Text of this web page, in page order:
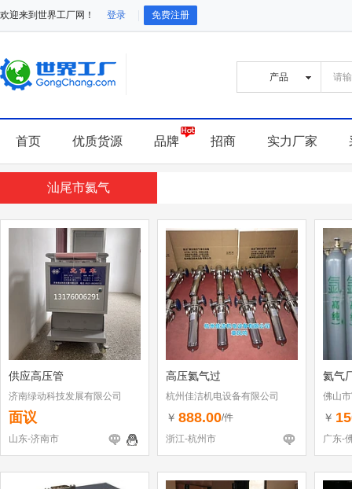
欢迎来到世界工厂网！ 登录 免费注册
首页 优质货源 品牌 招商 实力厂家
汕尾市氦气
供应高压管
济南绿动科技发展有限公司
面议
山东-济南市
高压氦气过
杭州佳洁机电设备有限公司
￥ 888.00/件
浙江-杭州市
氦气
佛山
￥
广东-